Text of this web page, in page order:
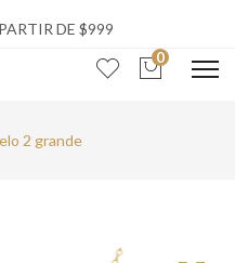
DE $999
0
2 grande